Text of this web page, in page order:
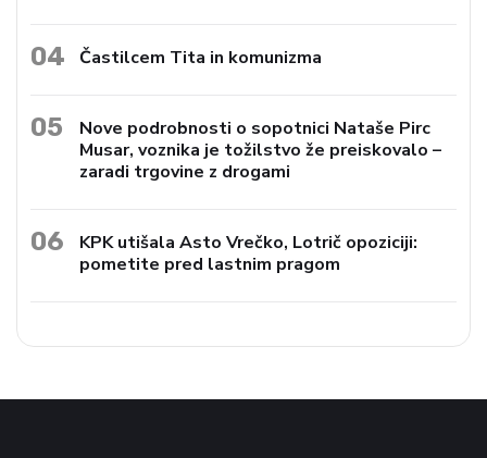
04 Častilcem Tita in komunizma
05
Nove podrobnosti o sopotnici Nataše Pirc
Musar, voznika je tožilstvo že preiskovalo –
zaradi trgovine z drogami
06
KPK utišala Asto Vrečko, Lotrič opoziciji:
pometite pred lastnim pragom